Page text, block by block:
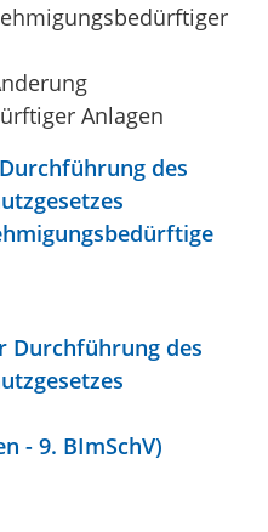
Anlagen
des
Durchführung des
- 9. BImSchV)